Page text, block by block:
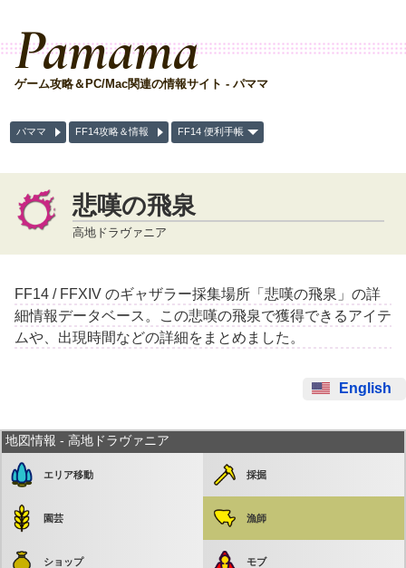
Pamama
ゲーム攻略＆PC/Mac関連の情報サイト - パママ
パママ FF14攻略＆情報 FF14 便利手帳
悲嘆の飛泉
高地ドラヴァニア
FF14 / FFXIV のギャザラー採集場所「悲嘆の飛泉」の詳
細情報データベース。この悲嘆の飛泉で獲得できるアイテ
ムや、出現時間などの詳細をまとめました。
English
地図情報 - 高地ドラヴァニア
エリア移動 採掘
園芸 漁師
ショップ モブ